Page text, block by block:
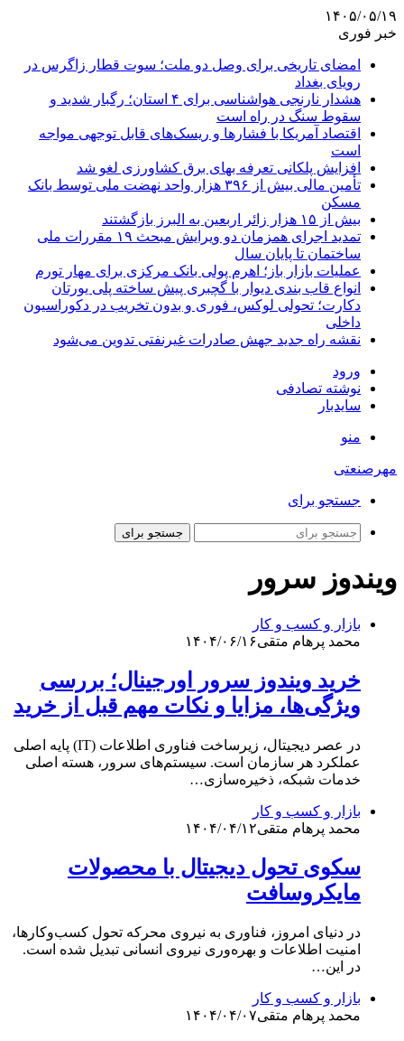
۱۴۰۵/۰۵/۱۹
خبر فوری
امضای تاریخی برای وصل دو ملت؛ سوت قطار زاگرس در
رویای بغداد
هشدار نارنجی هواشناسی برای ۴ استان؛ رگبار شدید و
سقوط سنگ در راه است
اقتصاد آمریکا با فشارها و ریسک‌های قابل توجهی مواجه
است
افزایش پلکانی تعرفه بهای برق کشاورزی لغو شد
تأمین مالی بیش از ۳۹۶ هزار واحد نهضت ملی توسط بانک
مسکن
بیش از ۱۵ هزار زائر اربعین به البرز بازگشتند
تمدید اجرای همزمان دو ویرایش مبحث ۱۹ مقررات ملی
ساختمان تا پایان سال
عملیات بازار باز؛ اهرم پولی بانک مرکزی برای مهار تورم
انواع قاب بندی دیوار با گچبری پیش ساخته پلی یورتان
دکارت؛ تحولی لوکس، فوری و بدون تخریب در دکوراسیون
داخلی
نقشه راه جدید جهش صادرات غیرنفتی تدوین می‌شود
ورود
نوشته تصادفی
سایدبار
منو
مهرصنعتی
جستجو برای
جستجو برای
ویندوز سرور
بازار و کسب و کار
محمد پرهام متقی۱۴۰۴/۰۶/۱۶
خرید ویندوز سرور اورجینال؛ بررسی
ویژگی‌ها، مزایا و نکات مهم قبل از خرید
در عصر دیجیتال، زیرساخت فناوری اطلاعات (IT) پایه اصلی
عملکرد هر سازمان است. سیستم‌های سرور، هسته اصلی
خدمات شبکه، ذخیره‌سازی…
بازار و کسب و کار
محمد پرهام متقی۱۴۰۴/۰۴/۱۲
سکوی تحول دیجیتال با محصولات
مایکروسافت
در دنیای امروز، فناوری به نیروی محرکه تحول کسب‌وکارها،
امنیت اطلاعات و بهره‌وری نیروی انسانی تبدیل شده است.
در این…
بازار و کسب و کار
محمد پرهام متقی۱۴۰۴/۰۴/۰۷